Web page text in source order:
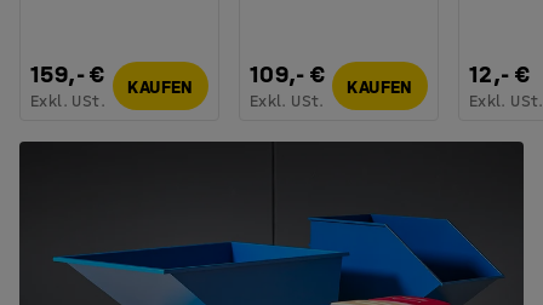
159,- €
Exkl. USt.
KAUFEN 109,- €
Exkl. USt.
KAUFEN 12,- €
Exkl. USt.